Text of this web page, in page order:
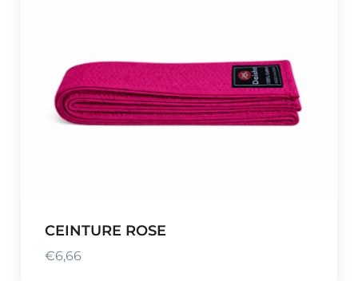
CEINTURE ROSE
€6,66